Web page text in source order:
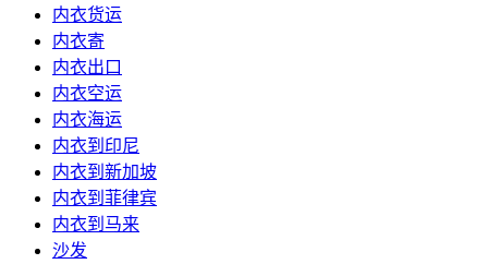
内衣货运
内衣寄
内衣出口
内衣空运
内衣海运
内衣到印尼
内衣到新加坡
内衣到菲律宾
内衣到马来
沙发